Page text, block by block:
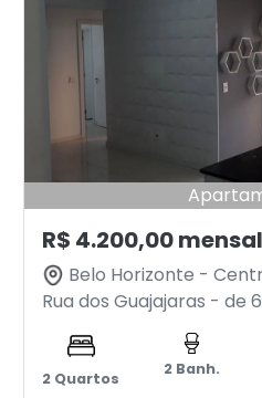
R$ 4.200,00 mensal
Belo Horizonte -
Rua dos Guajajaras - de
2 Quartos
2 Banh.